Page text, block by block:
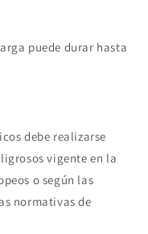
puede durar hasta
debe realizarse
vigente en la
o según las
normativas de